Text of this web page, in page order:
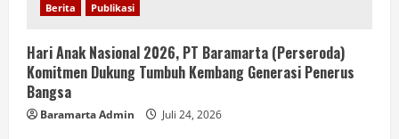
Berita Publikasi
Hari Anak Nasional 2026, PT Baramarta (Perseroda)
Komitmen Dukung Tumbuh Kembang Generasi Penerus
Bangsa
Baramarta Admin Juli 24, 2026